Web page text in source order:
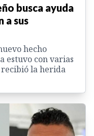
busca ayuda
a sus
hecho
estuvo con varias
la herida